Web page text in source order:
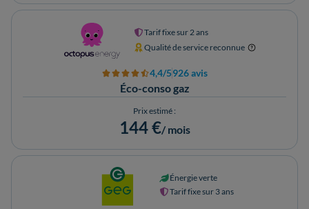
Éco-conso gaz
Tarif fixe sur 2 ans
Qualité de service reconnue
4,4/5926 avis
Prix estimé :
144 €/ mois
Énergie verte
Tarif fixe sur 3 ans